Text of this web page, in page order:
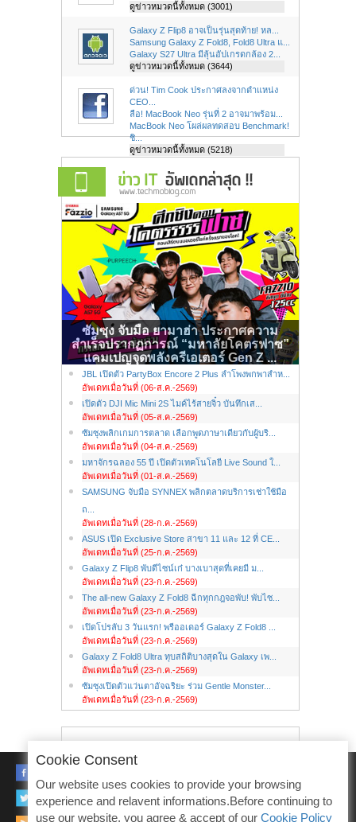
ดูข่าวหมวดนี้ทั้งหมด (3001)
Galaxy Z Flip8 อาจเป็นรุ่นสุดท้าย! หล...
Samsung Galaxy Z Fold8, Fold8 Ultra แ...
Galaxy S27 Ultra มีลุ้นอัปเกรดกล้อง 2...
ดูข่าวหมวดนี้ทั้งหมด (3644)
ด่วน! Tim Cook ประกาศลงจากตำแหน่ง
CEO...
ลือ! MacBook Neo รุ่นที่ 2 อาจมาพร้อม...
MacBook Neo โผล่ผลทดสอบ Benchmark!
ชิ...
ดูข่าวหมวดนี้ทั้งหมด (5218)
ซัมซุง จับมือ ยามาฮ่า ประกาศความ
สำเร็จปรากฏการณ์ “มหาลัยโคตรฟาซ”
แคมเปญจุดพลังครีเอเตอร์ Gen Z ...
JBL เปิดตัว PartyBox Encore 2 Plus ลำโพงพกพาสำห...
อัพเดทเมื่อวันที่ (06-ส.ค.-2569)
เปิดตัว DJI Mic Mini 2S ไมค์ไร้สายจิ๋ว บันทึกเส...
อัพเดทเมื่อวันที่ (05-ส.ค.-2569)
ซัมซุงพลิกเกมการตลาด เลือกพูดภาษาเดียวกับผู้บริ...
อัพเดทเมื่อวันที่ (04-ส.ค.-2569)
มหาจักรฉลอง 55 ปี เปิดตัวเทคโนโลยี Live Sound ใ...
อัพเดทเมื่อวันที่ (01-ส.ค.-2569)
SAMSUNG จับมือ SYNNEX พลิกตลาดบริการเช่าใช้มือ
ถ...
อัพเดทเมื่อวันที่ (28-ก.ค.-2569)
ASUS เปิด Exclusive Store สาขา 11 และ 12 ที่ CE...
อัพเดทเมื่อวันที่ (25-ก.ค.-2569)
Galaxy Z Flip8 พับดีไซน์เก๋ บางเบาสุดที่เคยมี ม...
อัพเดทเมื่อวันที่ (23-ก.ค.-2569)
The all-new Galaxy Z Fold8 ฉีกทุกกฎจอพับ! พับไซ...
อัพเดทเมื่อวันที่ (23-ก.ค.-2569)
เปิดโปรลับ 3 วันแรก! พรีออเดอร์ Galaxy Z Fold8 ...
อัพเดทเมื่อวันที่ (23-ก.ค.-2569)
Galaxy Z Fold8 Ultra ทุบสถิติบางสุดใน Galaxy เพ...
อัพเดทเมื่อวันที่ (23-ก.ค.-2569)
ซัมซุงเปิดตัวแว่นตาอัจฉริยะ ร่วม Gentle Monster...
อัพเดทเมื่อวันที่ (23-ก.ค.-2569)
TWITTER
Cookie Consent
Our website uses cookies to provide your browsing
experience and relavent informations.Before continuing to
use our website, you agree & accept of our Cookie Policy